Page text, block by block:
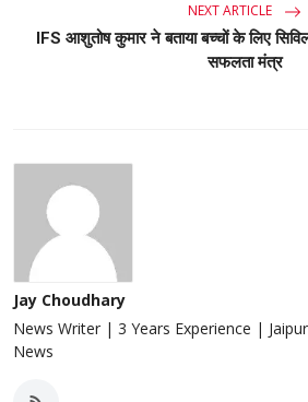
NEXT ARTICLE
IFS आशुतोष कुमार ने बताया बच्चों के लिए
सफलता मंत्र
Jay Choudhary
News Writer | 3 Years Experience |
News